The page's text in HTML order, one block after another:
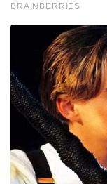
BRAINBERRIES